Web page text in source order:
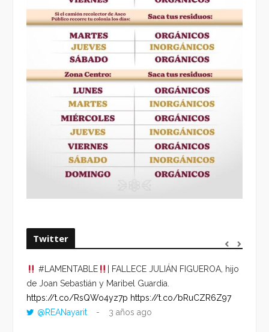
Twitter
#LAMENTABLE
| FALLECE JULIÁN FIGUEROA, hijo
de Joan Sebastián y Maribel Guardia.
https://t.co/RsQWo4yz7p https://t.co/bRuCZR6Z97
@REANayarit
3 años ago